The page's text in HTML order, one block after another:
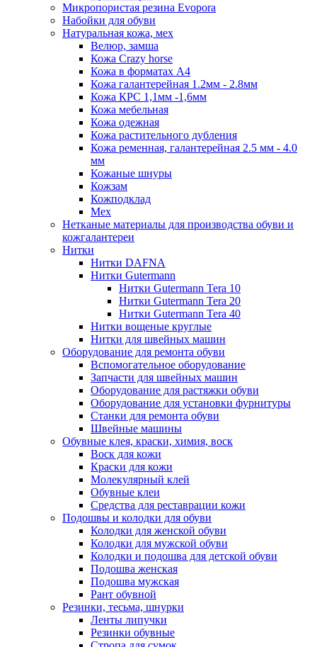
Микропористая резина Evopora
Набойки для обуви
Натуральная кожа, мех
Велюр, замша
Кожа Crazy horse
Кожа в форматах А4
Кожа галантерейная 1.2мм - 2.8мм
Кожа КРС 1,1мм -1,6мм
Кожа мебельная
Кожа одежная
Кожа растительного дубления
Кожа ременная, галантерейная 2.5 мм - 4.0
мм
Кожаные шнуры
Кожзам
Кожподклад
Мех
Нетканые материалы для производства обуви и
кожгалантереи
Нитки
Нитки DAFNA
Нитки Gutermann
Нитки Gutermann Tera 10
Нитки Gutermann Tera 20
Нитки Gutermann Tera 40
Нитки вощеные круглые
Нитки для швейных машин
Оборудование для ремонта обуви
Вспомогательное оборудование
Запчасти для швейных машин
Оборудование для растяжки обуви
Оборудование для установки фурнитуры
Станки для ремонта обуви
Швейные машины
Обувные клея, краски, химия, воск
Воск для кожи
Краски для кожи
Молекулярный клей
Обувные клеи
Средства для реставрации кожи
Подошвы и колодки для обуви
Колодки для женской обуви
Колодки для мужской обуви
Колодки и подошва для детской обуви
Подошва женская
Подошва мужская
Рант обувной
Резинки, тесьма, шнурки
Ленты липучки
Резинки обувные